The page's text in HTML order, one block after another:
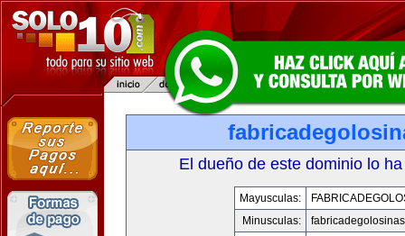
El dueño de este dominio lo
Mayusculas:
Minusculas: